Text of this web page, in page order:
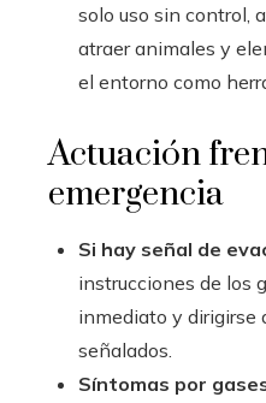
solo uso sin control,
atraer animales y
el entorno como
Actuación
emergencia
Si hay señal de
instrucciones de los
inmediato y dirigirse
señalados.
Síntomas por